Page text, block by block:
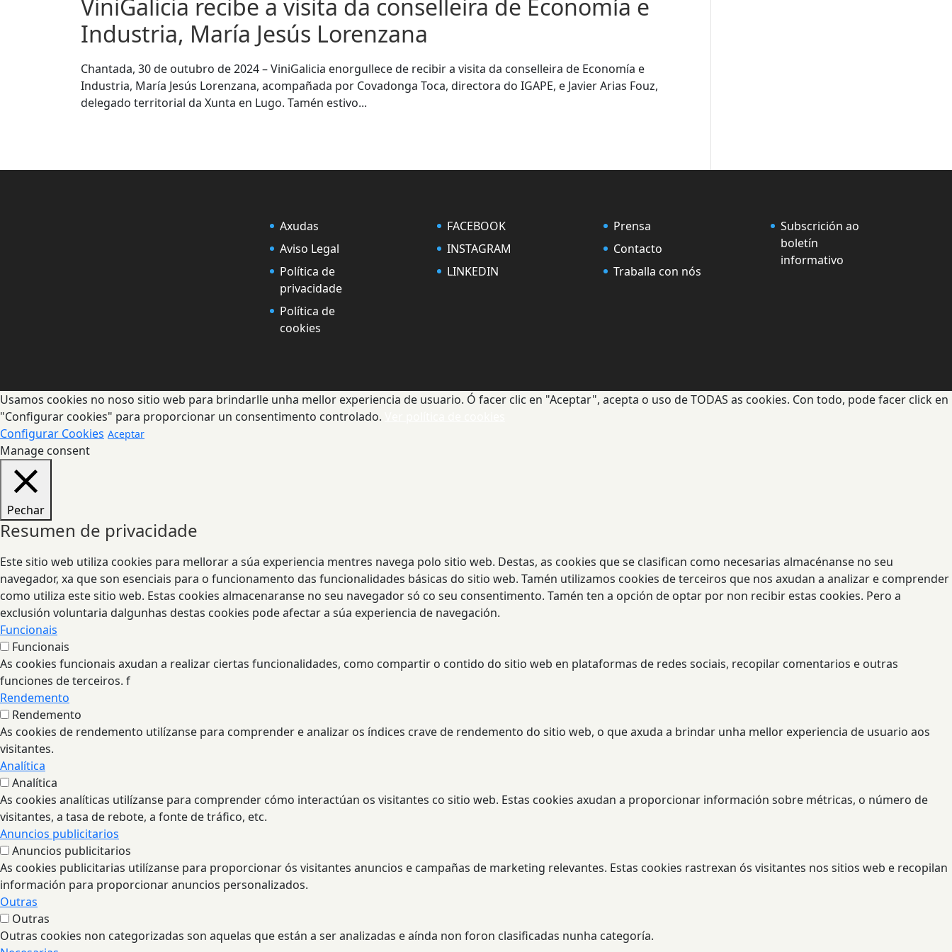
ViniGalicia recibe a visita da conselleira de Economía e
Industria, María Jesús Lorenzana
Chantada, 30 de outubro de 2024 – ViniGalicia enorgullece de recibir a visita da conselleira de Economía e
Industria, María Jesús Lorenzana, acompañada por Covadonga Toca, directora do IGAPE, e Javier Arias Fouz,
delegado territorial da Xunta en Lugo. Tamén estivo...
Axudas
Aviso Legal
Política de
privacidade
Política de
cookies
FACEBOOK
INSTAGRAM
LINKEDIN
Prensa
Contacto
Traballa con nós
Subscrición ao
boletín
informativo
Usamos cookies no noso sitio web para brindarlle unha mellor experiencia de usuario. Ó facer clic en "Aceptar", acepta o uso de TODAS as cookies. Con todo, pode facer click en
"Configurar cookies" para proporcionar un consentimento controlado.
Configurar Cookies Aceptar
Manage consent
Pechar
Resumen de privacidade
Este sitio web utiliza cookies para mellorar a súa experiencia mentres navega polo sitio web. Destas, as cookies que se clasifican como necesarias almacénanse no seu
navegador, xa que son esenciais para o funcionamento das funcionalidades básicas do sitio web. Tamén utilizamos cookies de terceiros que nos axudan a analizar e comprender
como utiliza este sitio web. Estas cookies almacenaranse no seu navegador só co seu consentimento. Tamén ten a opción de optar por non recibir estas cookies. Pero a
exclusión voluntaria dalgunhas destas cookies pode afectar a súa experiencia de navegación.
Funcionais
Funcionais
As cookies funcionais axudan a realizar ciertas funcionalidades, como compartir o contido do sitio web en plataformas de redes sociais, recopilar comentarios e outras
funciones de terceiros. f
Rendemento
Rendemento
As cookies de rendemento utilízanse para comprender e analizar os índices crave de rendemento do sitio web, o que axuda a brindar unha mellor experiencia de usuario aos
visitantes.
Analítica
Analítica
As cookies analíticas utilízanse para comprender cómo interactúan os visitantes co sitio web. Estas cookies axudan a proporcionar información sobre métricas, o número de
visitantes, a tasa de rebote, a fonte de tráfico, etc.
Anuncios publicitarios
Anuncios publicitarios
As cookies publicitarias utilízanse para proporcionar ós visitantes anuncios e campañas de marketing relevantes. Estas cookies rastrexan ós visitantes nos sitios web e recopilan
información para proporcionar anuncios personalizados.
Outras
Outras
Outras cookies non categorizadas son aquelas que están a ser analizadas e aínda non foron clasificadas nunha categoría.